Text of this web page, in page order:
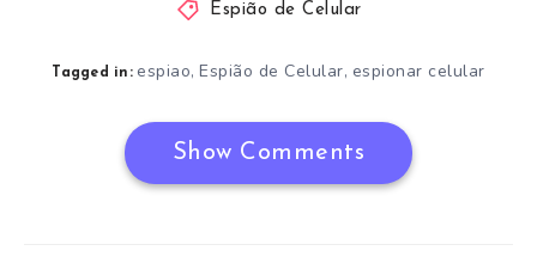
Espião de Celular
Tagged in: espiao,Espião de Celular, espionar celular
Show Comments